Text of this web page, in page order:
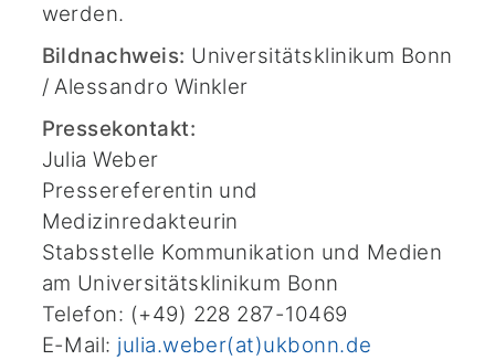
werden.
Bildnachweis: Universitätsklinikum Bonn
/ Alessandro Winkler
Pressekontakt:
Julia Weber
Pressereferentin und
Medizinredakteurin
Stabsstelle Kommunikation und Medien
am Universitätsklinikum Bonn
Telefon: (+49) 228 287-10469
E-Mail: julia.weber(at)ukbonn.de